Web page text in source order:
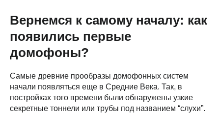
Вернемся к самому началу: как
появились первые
домофоны?
Самые древние прообразы домофонных систем
начали появляться еще в Средние Века. Так, в
постройках того времени были обнаружены узкие
секретные тоннели или трубы под названием “слухи”.